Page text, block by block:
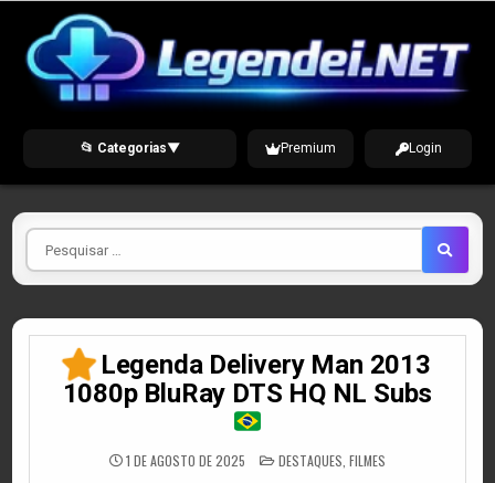
content
📂 Categorias▼ Premium Login
Pesquisar
por
Legenda Delivery Man 2013
1080p BluRay DTS HQ NL Subs
1 DE AGOSTO DE 2025 POSTED
IN
DESTAQUES FILMES